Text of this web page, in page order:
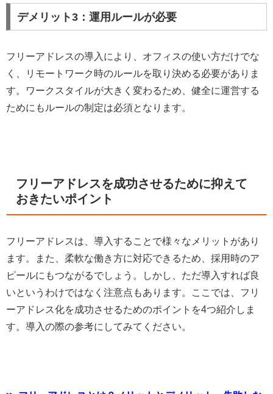
デメリット3：運用ルールが必要
フリーアドレスの導入により、オフィスの使い方だけでな
く、リモートワーク時のルールを取り決める必要がありま
す。ワークスタイルが大きく変わるため、健全に運営する
ためにもルールの制定は必須となります。
フリーアドレスを成功させるために抑えて
おきたいポイント
フリーアドレスは、導入することで様々なメリットがあり
ます。また、柔軟な働き方に対応できるため、採用時のア
ピールにもつながるでしょう。しかし、ただ導入すれば良
いというわけではなく注意点もあります。ここでは、フリ
ーアドレス化を成功させるためのポイントを4つ紹介しま
す。導入の際の参考にしてみてください。